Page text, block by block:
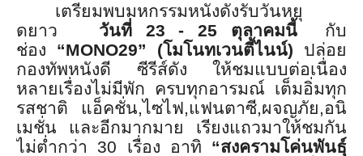
เตรียมพบมหกรรมหนังดังรับวันหยุ
ดยาว วันที่ 23 - 25 ตุลาคมนี้
กับ
ช่อง “MONO29” (โมโนทเวนตี้ไนน์) ปล่อย
กองทัพหนังดี ซีรีส์ดัง ให้ชมแบบต่อเนื่อง
หลายเรื่องไม่มีพัก ครบทุกอารมณ์ เต็มอิ่มทุก
รสชาติ แอ็คชั่น,ไซไฟ,แฟนตาซี,ผจญภัย,อนิ
เมชั่น และอีกมากมาย เรียงแถวมาให้ชมกัน
ไม่ต่ำกว่า 30 เรื่อง อาทิ “สงครามโค่นพันธุ์